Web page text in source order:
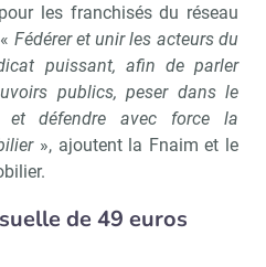
les franchisés du réseau
Fédérer et unir les acteurs du
puissant, afin de parler
publics, peser dans le
défendre avec force la
», ajoutent la Fnaim et le
de 49 euros